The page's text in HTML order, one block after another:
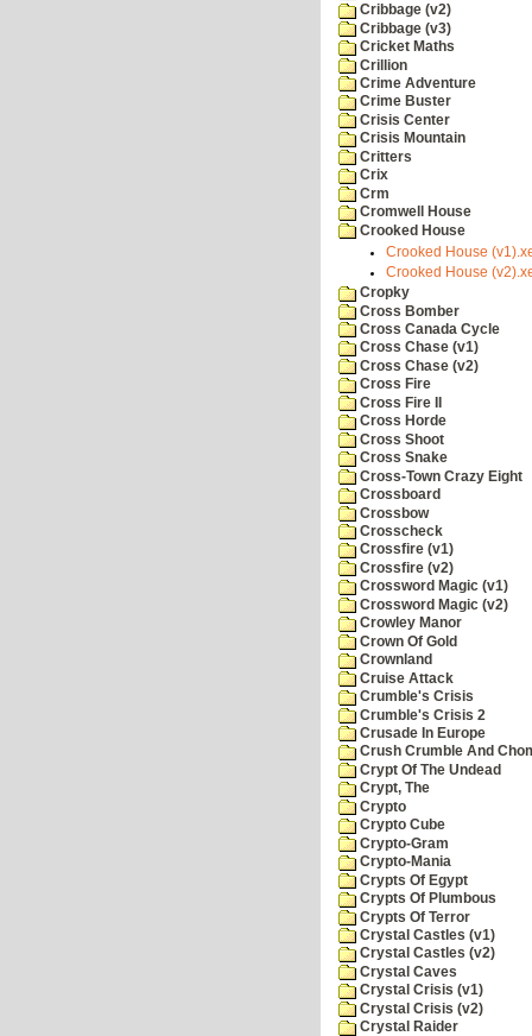
Cribbage (v2)
Cribbage (v3)
Cricket Maths
Crillion
Crime Adventure
Crime Buster
Crisis Center
Crisis Mountain
Critters
Crix
Crm
Cromwell House
Crooked House
Crooked House
Crooked House
Cropky
Cross Bomber
Cross Canada Cycle
Cross Chase (v1)
Cross Chase (v2)
Cross Fire
Cross Fire II
Cross Horde
Cross Shoot
Cross Snake
Cross-Town Crazy Eight
Crossboard
Crossbow
Crosscheck
Crossfire (v1)
Crossfire (v2)
Crossword Magic (v1)
Crossword Magic (v2)
Crowley Manor
Crown Of Gold
Crownland
Cruise Attack
Crumble's Crisis
Crumble's Crisis 2
Crusade In Europe
Crush Crumble And
Crypt Of The Undead
Crypt, The
Crypto
Crypto Cube
Crypto-Gram
Crypto-Mania
Crypts Of Egypt
Crypts Of Plumbous
Crypts Of Terror
Crystal Castles (v1)
Crystal Castles (v2)
Crystal Caves
Crystal Crisis (v1)
Crystal Crisis (v2)
Crystal Raider